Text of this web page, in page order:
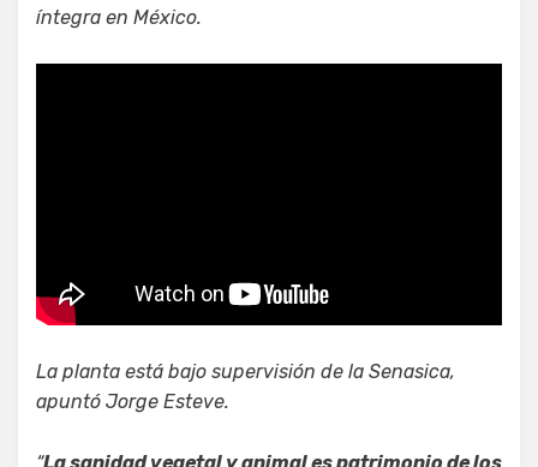
íntegra en México.
La planta está bajo supervisión de la Senasica,
apuntó Jorge Esteve.